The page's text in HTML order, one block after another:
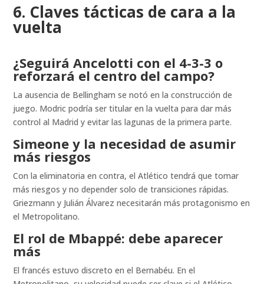
6. Claves tácticas de cara a la
vuelta
¿Seguirá Ancelotti con el 4-3-3 o
reforzará el centro del campo?
La ausencia de Bellingham se notó en la construcción de
juego. Modric podría ser titular en la vuelta para dar más
control al Madrid y evitar las lagunas de la primera parte.
Simeone y la necesidad de asumir
más riesgos
Con la eliminatoria en contra, el Atlético tendrá que tomar
más riesgos y no depender solo de transiciones rápidas.
Griezmann y Julián Álvarez necesitarán más protagonismo en
el Metropolitano.
El rol de Mbappé: debe aparecer
más
El francés estuvo discreto en el Bernabéu. En el